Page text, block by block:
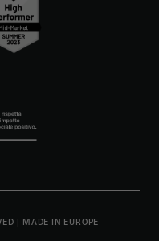
| MADE IN EUROPE